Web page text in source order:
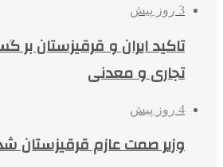
3 روز پیش
تاکید ایران و قرقیزستان
تجاری و معدنی
4 روز پیش
وزیر صمت عازم قرقیزستان